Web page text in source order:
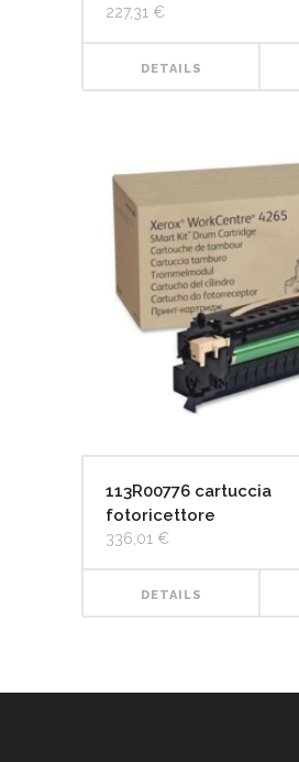
227,31 €
DETAILS
113R00776 cartuccia
fotoricettore
336,01 €
DETAILS